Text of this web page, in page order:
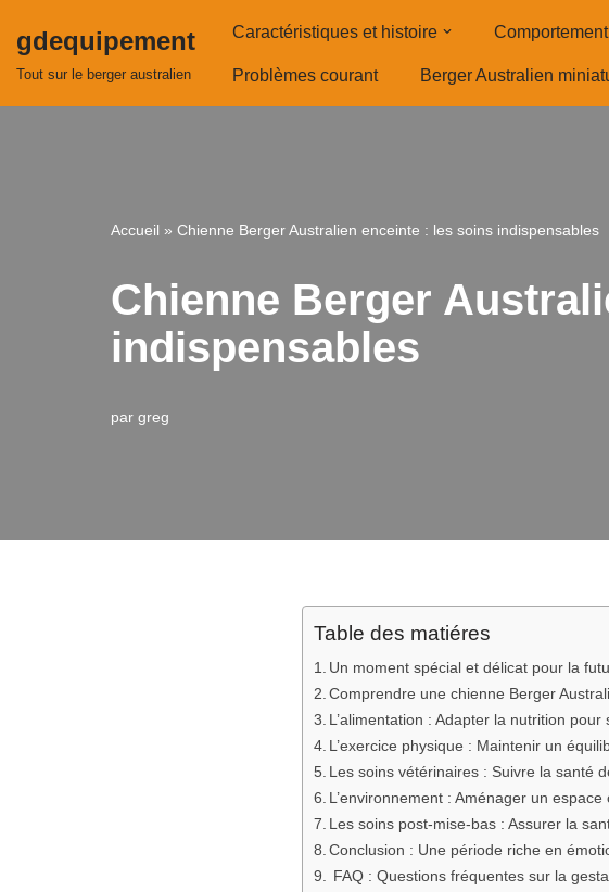
Aller
gdequipement
Tout sur le berger australien
Caractéristiques et histoire
Problèmes courant Berger Australien
Accueil » Chienne Berger Australien enceinte : les soins indispensables
Chienne Berger
indispensables
par greg
Table des matiéres
Un moment spécial et délicat pour la
Comprendre une chienne Berger
L’alimentation : Adapter la nutrition
L’exercice physique : Maintenir un
Les soins vétérinaires : Suivre la santé
L’environnement : Aménager un
Les soins post-mise-bas : Assurer la
Conclusion : Une période riche en
FAQ : Questions fréquentes sur la